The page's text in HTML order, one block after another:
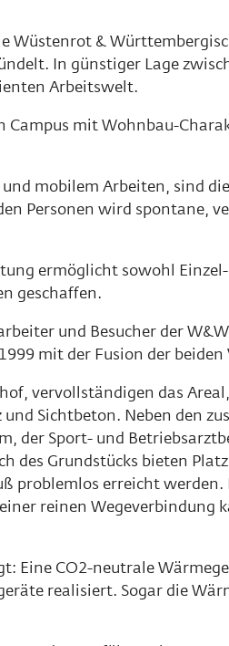
Wüstenrot &
In günstiger Lage
Arbeitswelt.
mit Wohnbau-
mobilem Arbeiten, sind
Personen wird spontane,
ermöglicht sowohl
geschaffen.
und Besucher der
mit der Fusion der beiden
vervollständigen das
Sichtbeton. Neben den
der Sport- und
des Grundstücks bieten
problemlos erreicht
reinen Wegeverbindung
Eine CO2-neutrale
realisiert. Sogar die